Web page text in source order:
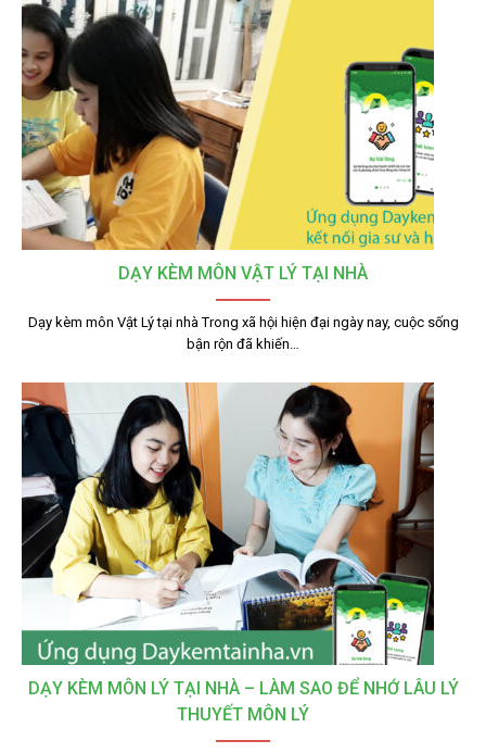
DẠY KÈM MÔN VẬT LÝ TẠI NHÀ
Dạy kèm môn Vật Lý tại nhà Trong xã hội hiện đại ngày nay, cuộc sống
bận rộn đã khiến…
DẠY KÈM MÔN LÝ TẠI NHÀ – LÀM SAO ĐỂ NHỚ LÂU LÝ
THUYẾT MÔN LÝ